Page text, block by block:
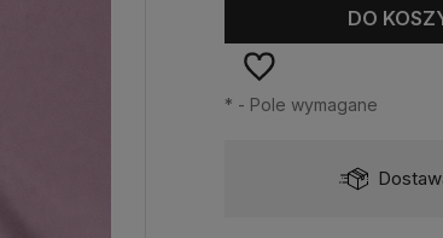
DO
* - Pole wymagane